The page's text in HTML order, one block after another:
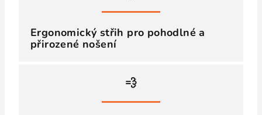
Ergonomický střih pro pohodlné a
přirozené nošení
💨